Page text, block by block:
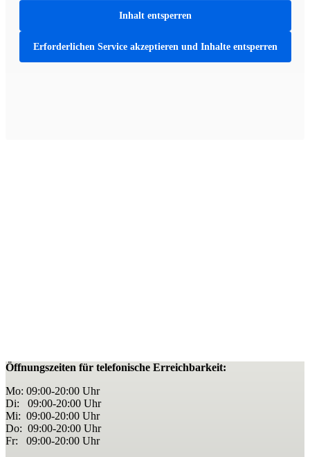
Inhalt entsperren
Erforderlichen Service akzeptieren und Inhalte entsperren
Öffnungszeiten für telefonische Erreichbarkeit:
Mo: 09:00-20:00 Uhr
Di: 09:00-20:00 Uhr
Mi: 09:00-20:00 Uhr
Do: 09:00-20:00 Uhr
Fr: 09:00-20:00 Uhr